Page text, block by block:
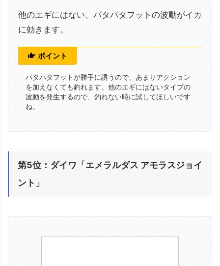
他のエギにはない、パタパタフットの波動がイカ
に効きます。
ポイント
パタパタフットが勝手に誘うので、あまりアクション
を加えなくても釣れます。他のエギにはないタイプの
波動を発生するので、釣れない時に試してほしいです
ね。
第5位：ダイワ「エメラルダス アモラスジョイ
ント」